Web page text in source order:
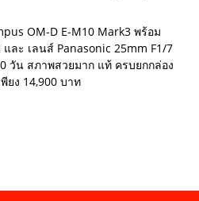
OM-D E-M10 Mark3 พร้อม
และ เลนส์ Panasonic 25mm F1/7
วัน สภาพสวยมาก แท้ ครบยกกล่อง
ยง 14,900 บาท